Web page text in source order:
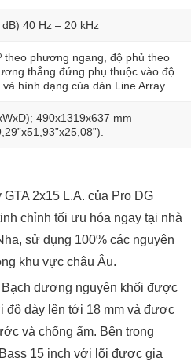
dB) 40 Hz – 20 kHz
theo phương ngang, độ phủ theo
thẳng đứng phụ thuộc vào độ
và hình dạng của dàn Line Array.
490x1319x637 mm
2x15 L.A. của Pro DG
chỉnh tối ưu hóa ngay tại nhà
sử dụng 100% các nguyên
khu vực châu Âu.
dương nguyên khối được
độ dày lên tới 18 mm và được
và chống ẩm. Bên trong
15 inch với lõi được gia